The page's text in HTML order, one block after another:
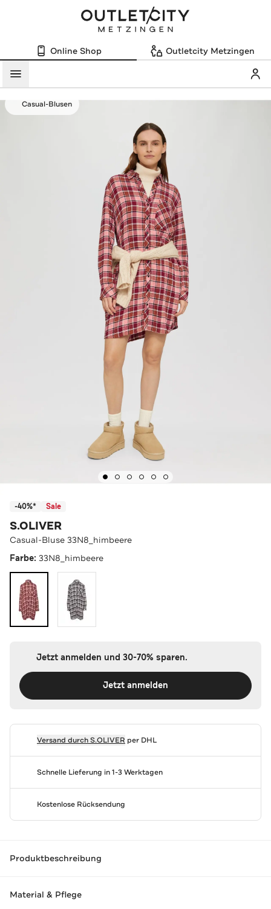
Online Shop Outletcity Metzingen
Menü
Casual-Blusen
-40%* Sale
S.OLIVER
Casual-Bluse 33N8_himbeere
Farbe: 33N8_himbeere
Jetzt anmelden und 30-70% sparen.
Jetzt anmelden
Versand durchS.OLIVER per DHL
Schnelle Lieferung in 1-3 Werktagen
Kostenlose Rücksendung
Produktbeschreibung
Material & Pflege